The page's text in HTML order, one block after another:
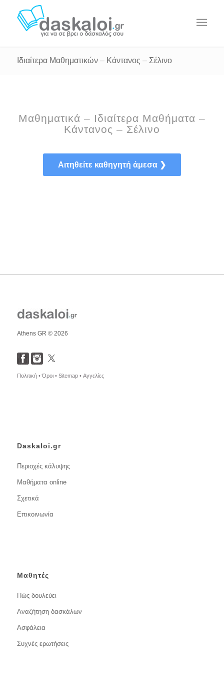
Ιδιαίτερα Μαθηματικών – Κάντανος – Σέλινο
Μαθηματικά – Ιδιαίτερα Μαθήματα –
Κάντανος – Σέλινο
Αιτηθείτε καθηγητή άμεσα ❯
Athens GR © 2026
Πολιτική •Όροι • Sitemap • Αγγελίες
Daskaloi.gr
Περιοχές κάλυψης
Μαθήματα online
Σχετικά
Επικοινωνία
Μαθητές
Πώς δουλεύει
Αναζήτηση δασκάλων
Ασφάλεια
Συχνές ερωτήσεις